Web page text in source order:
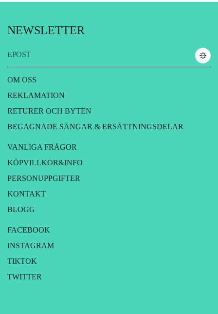
NEWSLETTER
EPOST
OM OSS
REKLAMATION
RETURER OCH BYTEN
BEGAGNADE SÄNGAR & ERSÄTTNINGSDELAR
VANLIGA FRÅGOR
KÖPVILLKOR&INFO
PERSONUPPGIFTER
KONTAKT
BLOGG
FACEBOOK
INSTAGRAM
TIKTOK
TWITTER